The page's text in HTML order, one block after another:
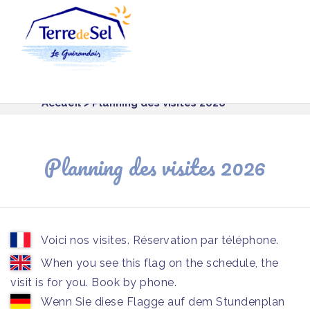
Accueil> Planning des visites 2026
Planning des visites 2026
Voici nos visites. Réservation par téléphone.
When you see this flag on the schedule, the
visit is for you. Book by phone.
Wenn Sie diese Flagge auf dem Stundenplan
Panneau de gestion des cookies